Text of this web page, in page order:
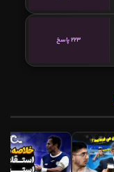
223 پاسخ